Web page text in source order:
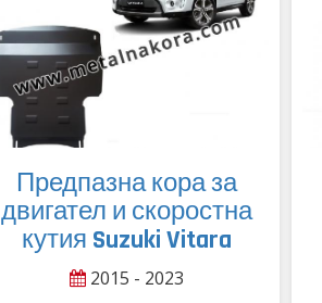
Предпазна кора за
двигател и скоростна
кутия Suzuki Vitara
2015 - 2023